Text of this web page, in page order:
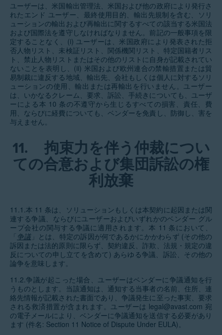
ユーザーは、米国輸出管理法、米国および他の政府により発行さ
れたエンド ユーザー、最終使用目的、輸出先規制を含む、ソリ
ューションの輸出および再輸出に関するすべての該当する米国法
および国際法を遵守しなければなりません。前記の一般事項を限
定することなく、(i) ユーザーは、米国政府により発表された拒
否人物リスト、未検証リスト、関係機関リスト、特定国籍者リス
ト、禁止人物リストまたはその他のリストに自身が記載されてい
ないことを表明し、(ii) 米国および欧州連合の禁輸措置または貿
易制裁に違反する地域、輸出先、会社もしくは個人に対するソリ
ューションの使用、輸出または再輸出を行いません。ユーザー
は、いかなるクレーム、要求、訴訟、手続きについても、ユーザ
ーによる本 10 条の不遵守から生じるすべての損害、責任、費
用、ならびに経費についても、ベンダーを免責し、防御し、害を
与えません。
11.
拘束力を伴う仲裁につい
ての合意および集団訴訟の権
利放棄
11.1.本 11 条は、ソリューションもしくは本契約に起因または関
連する争議、ならびにユーザーおよびいずれかのベンダー グル
ープ会社の関与する争議に適用されます。本 11 条において、
「 争議」とは、特定の訴因が何であるかにかかわらず (その他の
訴因または法的原則に限らず、契約違反、詐欺、法規・規定の違
反についての申し立てを含めて) あらゆる争議、訴訟、その他の
論争を意味します。
11.2.争議が起こった場合、ユーザーはベンダーに争議通知を行
うものとします。当該通知は、通知する当事者の名前、住所、連
絡先情報が記載された書面であり、争議発生に至った事実、要求
される救済措置が含まれます。ユーザーは legal@avast.com 宛
の電子メールにより、ベンダーに争議通知を送信する必要があり
ます (件名: Section 11 Notice of Dispute Under EULA)。